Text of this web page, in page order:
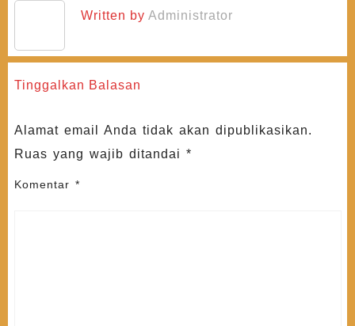
Written by Administrator
Tinggalkan Balasan
Alamat email Anda tidak akan dipublikasikan.
Ruas yang wajib ditandai *
Komentar *